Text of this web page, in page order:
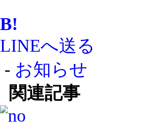
B!
LINEへ送る
- お知らせ
関連記事